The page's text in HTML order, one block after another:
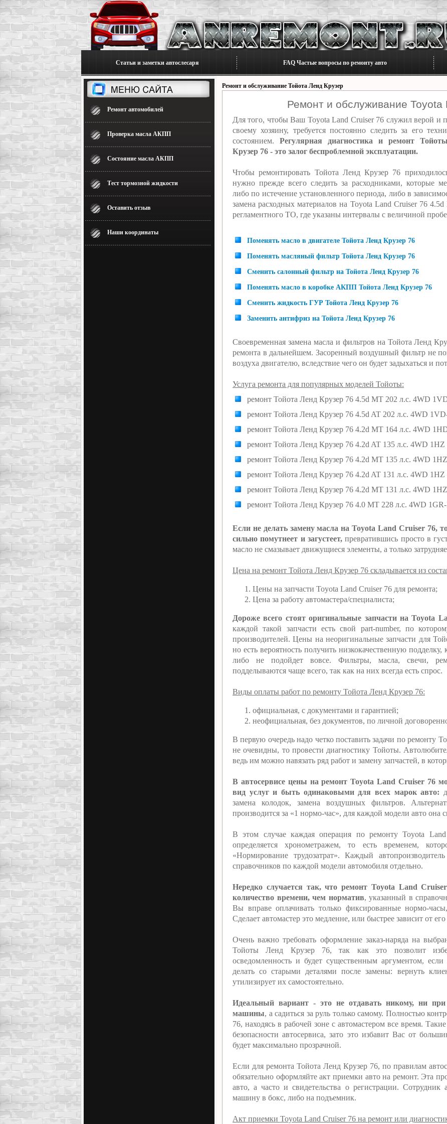
Статьи и заметки автослесаря FAQ Частые вопросы по ремонту авто
Ремонт автомобилей
Проверка масла АКПП
Состояние масла АКПП
Тест тормозной жидкости
Оставить отзыв
Наши координаты
Ремонт и обслуживание Тойота Ленд Крузер
Ремонт и обслуживание Toyota
Для того, чтобы Ваш Toyota Land Cruiser 76 служил верой и
своему хозяину, требуется постоянно следить за его
состоянием. Регулярная диагностика и ремонт
Крузер 76 - это залог беспроблемной эксплуатации.
Чтобы ремонтировать Тойота Ленд Крузер 76
нужно прежде всего следить за расходниками, которые
либо по истечение установленного периода, либо в
замена расходных материалов на Toyota Land Cruiser 76
регламентного ТО, где указаны интервалы с величиной
Поменять масло в двигателе Тойота Ленд Крузер 76
Поменять масляный фильтр Тойота Ленд Крузер 76
Сменить салонный фильтр на Тойота Ленд Крузер 76
Поменять масло в коробке АКПП Тойота Ленд Крузер 76
Сменить жидкость ГУР Тойота Ленд Крузер 76
Заменить антифриз на Тойота Ленд Крузер 76
Своевременная замена масла и фильтров на Тойота Ленд
ремонта в дальнейшем. Засоренный воздушный фильтр не
воздуха двигателю, вследствие чего он будет задыхаться и
Услуга ремонта для популярных моделей Тойоты:
ремонт Тойота Ленд Крузер 76 4.5d MT 202 л.с. 4WD
ремонт Тойота Ленд Крузер 76 4.5d AT 202 л.с. 4WD
ремонт Тойота Ленд Крузер 76 4.2d MT 164 л.с. 4WD
ремонт Тойота Ленд Крузер 76 4.2d AT 135 л.с. 4WD 1HZ
ремонт Тойота Ленд Крузер 76 4.2d MT 135 л.с. 4WD
ремонт Тойота Ленд Крузер 76 4.2d AT 131 л.с. 4WD 1HZ
ремонт Тойота Ленд Крузер 76 4.2d MT 131 л.с. 4WD
ремонт Тойота Ленд Крузер 76 4.0 MT 228 л.с. 4WD
Если не делать замену масла на Toyota Land Cruiser 76,
сильно помутнеет и загустеет, превратившись просто в
масло не смазывает движущиеся элементы, а только
Цена на ремонт Тойота Ленд Крузер 76 складывается из
Цены на запчасти Toyota Land Cruiser 76 для ремонта;
Цена за работу автомастера/специалиста;
Дороже всего стоят оригинальные запчасти на Toyota
каждой такой запчасти есть свой part-number, по
производителей. Цены на неоригинальные запчасти для
но есть вероятность получить низкокачественную
либо не подойдет вовсе. Фильтры, масла, свечи,
подделываются чаще всего, так как на них всегда есть спрос.
Виды оплаты работ по ремонту Тойота Ленд Крузер 76:
официальная, с документами и гарантией;
неофициальная, без документов, по личной
В первую очередь надо четко поставить задачи по ремонту
не очевидны, то провести диагностику Тойоты.
ведь им можно навязать ряд работ и замену запчастей, в
В автосервисе цены на ремонт Toyota Land Cruiser 76
вид услуг и быть одинаковыми для всех марок авто:
замена колодок, замена воздушных фильтров.
производится за «1 нормо-час», для каждой модели авто она
В этом случае каждая операция по ремонту Toyota
определяется хронометражем, то есть временем,
«Нормирование трудозатрат». Каждый
справочников по каждой модели автомобиля отдельно.
Нередко случается так, что ремонт Toyota Land
количество времени, чем норматив, указанный в
Вы вправе оплачивать только фиксированные нормо-
Сделает автомастер это медленне, или быстрее зависит от
Очень важно требовать оформление заказ-наряда на
Тойоты Ленд Крузер 76, так как это позволит
осведомленность и будет существенным аргументом,
делать со старыми деталями после замены: вернуть
утилизирует их самостоятельно.
Идеальный вариант - это не отдавать никому, ни при
машины, а садиться за руль только самому. Полностью
76, находясь в рабочей зоне с автомастером все время.
безопасности автосервиса, зато это избавит Вас от
будет максимально прозрачной.
Если для ремонта Тойота Ленд Крузер 76, по правилам
обязательно оформляйте акт приемки авто на ремонт. Эта
авто, а часто и свидетельства о регистрации. Сотрудник
машину в бокс, либо на подъемник.
Акт приемки Toyota Land Cruiser 76 на ремонт или